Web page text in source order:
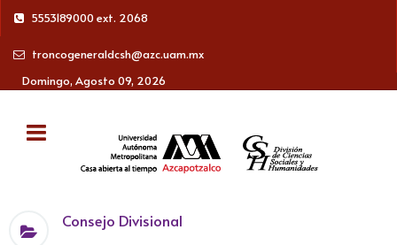
5553189000 ext. 2068
troncogeneraldcsh@azc.uam.mx
Domingo, Agosto 09, 2026
Consejo Divisional